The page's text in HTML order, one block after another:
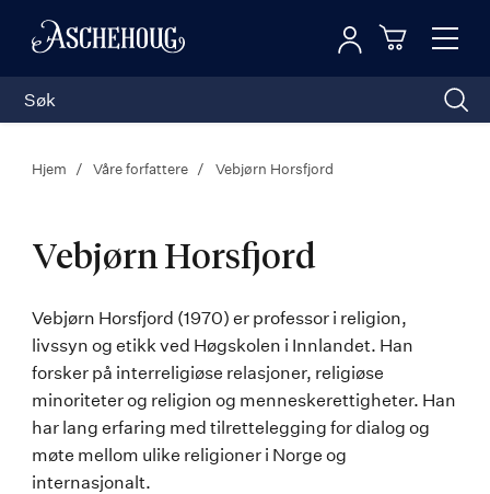
Toggle
Logg inn
Hjem Våre forfattere Vebjørn Horsfjord
Vebjørn Horsfjord
Vebjørn
Horsfjord
Vebjørn Horsfjord (1970) er professor i religion,
livssyn og etikk ved Høgskolen i Innlandet. Han
forsker på interreligiøse relasjoner, religiøse
minoriteter og religion og menneskerettigheter. Han
har lang erfaring med tilrettelegging for dialog og
møte mellom ulike religioner i Norge og
internasjonalt.